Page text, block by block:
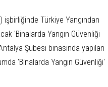
işbirliğinde Türkiye Yangından
'Binalarda Yangın Güvenliği
Şubesi binasında yapılan
'Binalarda Yangın Güvenliği'